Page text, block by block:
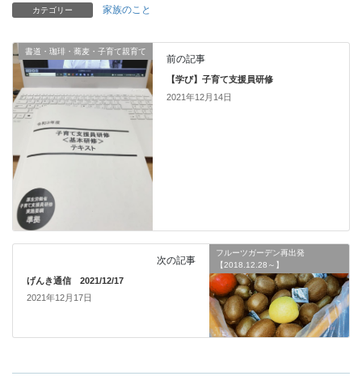
カテゴリー 家族のこと
書道・珈琲・蕎麦・子育て親育て
前の記事
【学び】子育て支援員研修
2021年12月14日
フルーツガーデン再出発
【2018.12.28～】
次の記事
げんき通信 2021/12/17
2021年12月17日